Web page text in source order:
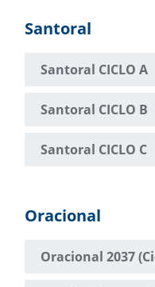
Santoral
Santoral CICLO A
Santoral CICLO B
Santoral CICLO C
Oracional
Oracional 2037